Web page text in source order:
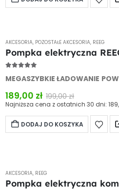
AKCESORIA, POZOSTAŁE AKCESORIA, REEG
Pompka elektryczna
MEGASZYBKIE ŁADOWANIE
189,00 zł 199,00zł
Najniższa cena z ostatnich 30 dni:
DODAJ DO KOSZYKA
AKCESORIA, REEG
Pompka elektryczna